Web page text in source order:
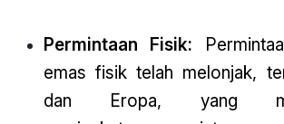
Permintaan Fisik:
emas fisik telah melonjak,
dan Eropa, yang